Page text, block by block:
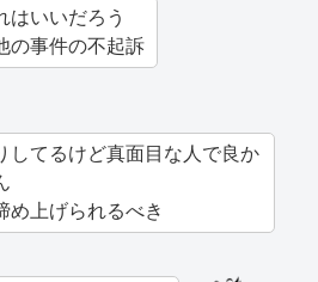
はいいだろう
の事件の不起訴
してるけど真面目な人で良か
め上げられるべき